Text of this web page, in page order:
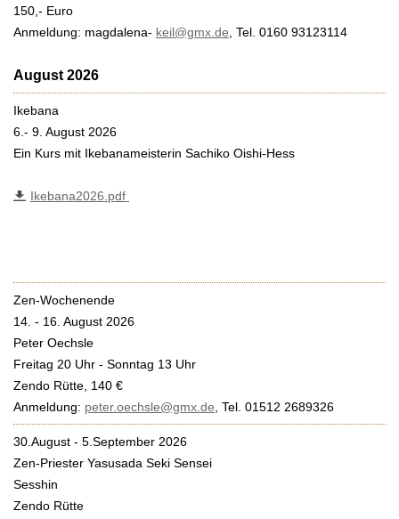
150,- Euro
Anmeldung: magdalena- keil@gmx.de , Tel. 0160 93123114
August 2026
Ikebana
6.- 9. August 2026
Ein Kurs mit Ikebanameisterin Sachiko Oishi-Hess
Ikebana2026.pdf
Zen-Wochenende
14. - 16. August 2026
Peter Oechsle
Freitag 20 Uhr - Sonntag 13 Uhr
Zendo Rütte, 140 €
Anmeldung: peter.oechsle@gmx.de , Tel. 01512 2689326
30.August - 5.September 2026
Zen-Priester Yasusada Seki Sensei
Sesshin
Zendo Rütte